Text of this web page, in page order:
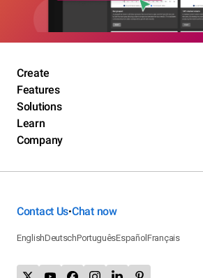
Create
Features
Solutions
Learn
Company
Contact Us•Chat now
EnglishDeutschPortuguêsEspañolFrançais